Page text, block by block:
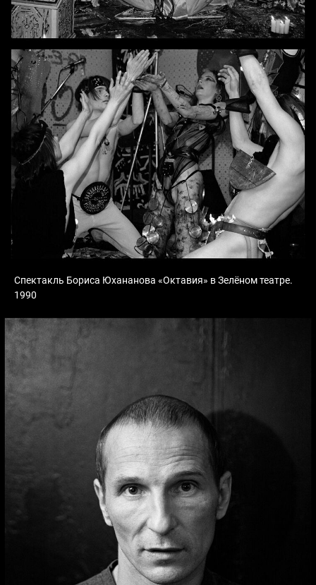
Спектакль Бориса Юхананова «Октавия» в Зелёном театре.
1990